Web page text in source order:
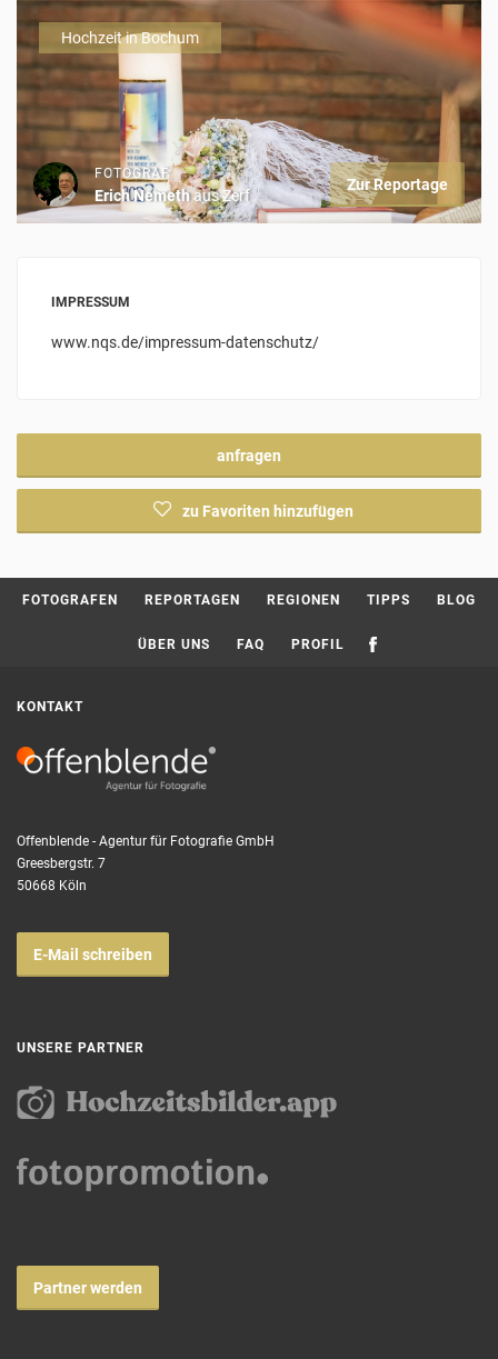
Hochzeit in Bochum
Zur Reportage
FOTOGRAF
Erich Nemethaus Zerf
IMPRESSUM
www.nqs.de/impressum-datenschutz/
anfragen
zu Favoriten hinzufügen
FOTOGRAFEN REPORTAGEN REGIONEN TIPPS BLOG
ÜBER UNS FAQ PROFIL
KONTAKT
Offenblende - Agentur für Fotografie GmbH
Greesbergstr. 7
50668 Köln
E-Mail schreiben
UNSERE PARTNER
Partner werden